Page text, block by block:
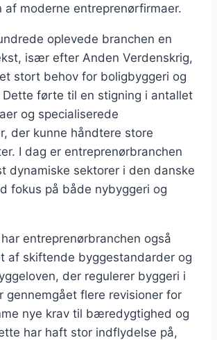
af moderne entreprenørfirmaer.
oplevede branchen en
især efter Anden Verdenskrig,
stort behov for boligbyggeri og
førte til en stigning i antallet
og specialiserede
der kunne håndtere store
I dag er entreprenørbranchen
dynamiske sektorer i den danske
fokus på både nybyggeri og
entreprenørbranchen også
skiftende byggestandarder og
der regulerer byggeri i
gennemgået flere revisioner for
nye krav til bæredygtighed og
har haft stor indflydelse på,